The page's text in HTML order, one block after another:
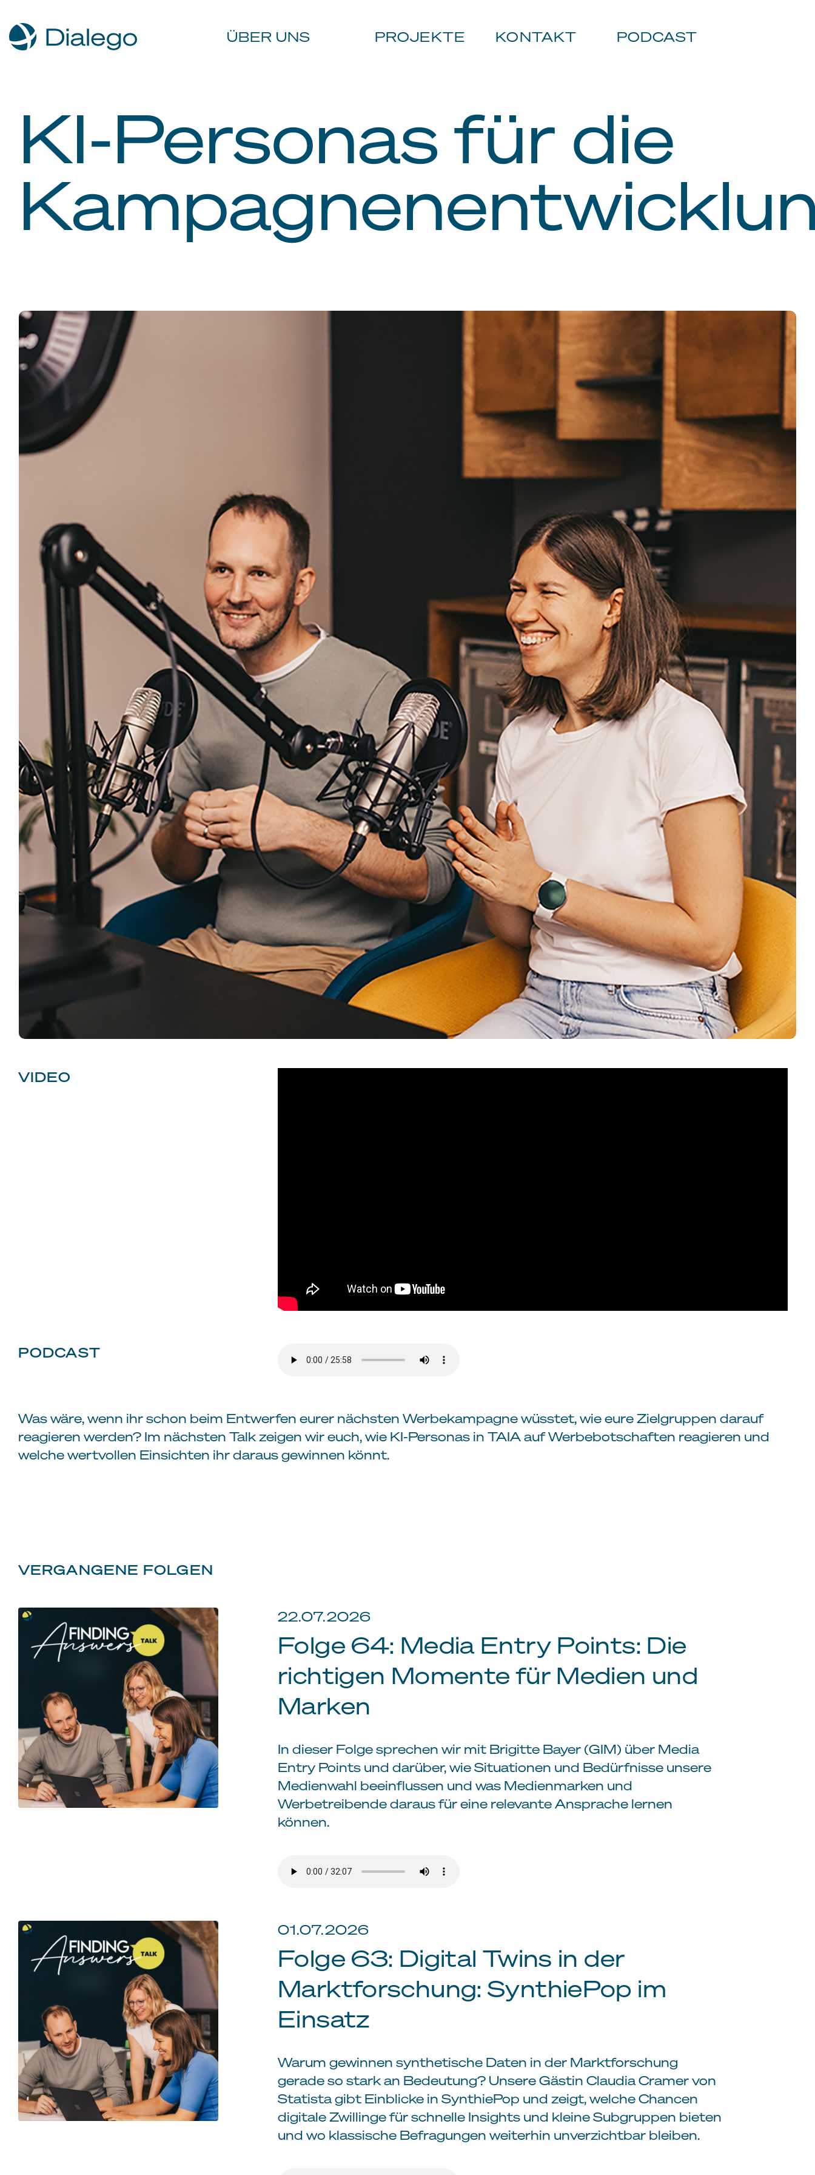
ÜBER UNS PROJEKTE KONTAKT PODCAST
KI-Personas für die
VIDEO
PODCAST
Was wäre, wenn ihr schon beim Entwerfen eurer nächsten Werbekampagne wüsstet, wie eure Zielgruppen darauf
reagieren werden? Im nächsten Talk zeigen wir euch, wie KI-Personas in TAIA auf Werbebotschaften reagieren und
welche wertvollen Einsichten ihr daraus gewinnen könnt.
VERGANGENE FOLGEN
22.07.2026
Folge 64: Media Entry Points: Die
richtigen Momente für Medien und
Marken
In dieser Folge sprechen wir mit Brigitte Bayer (GIM) über Media
Entry Points und darüber, wie Situationen und Bedürfnisse unsere
Medienwahl beeinflussen und was Medienmarken und
Werbetreibende daraus für eine relevante Ansprache lernen
können.
01.07.2026
Folge 63: Digital Twins in der
Marktforschung: SynthiePop im
Einsatz
Warum gewinnen synthetische Daten in der Marktforschung
gerade so stark an Bedeutung? Unsere Gästin Claudia Cramer von
Statista gibt Einblicke in SynthiePop und zeigt, welche Chancen
digitale Zwillinge für schnelle Insights und kleine Subgruppen bieten
und wo klassische Befragungen weiterhin unverzichtbar bleiben.